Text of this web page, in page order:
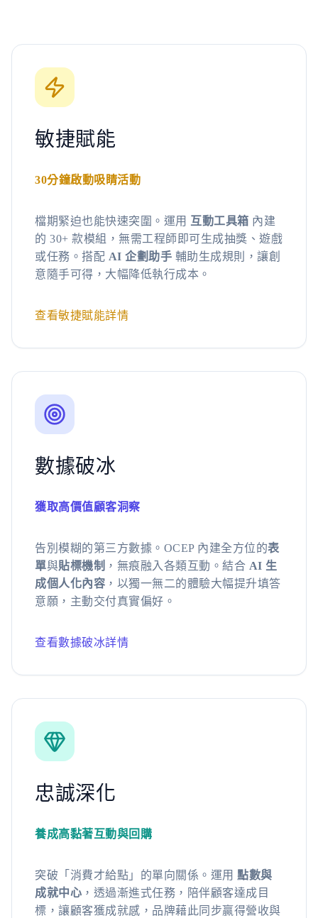
敏捷賦能
30分鐘啟動吸睛活動
檔期緊迫也能快速突圍。運用 互動工具箱 內建
的 30+ 款模組，無需工程師即可生成抽獎、遊戲
或任務。搭配 AI 企劃助手 輔助生成規則，讓創
意隨手可得，大幅降低執行成本。
查看敏捷賦能詳情
數據破冰
獲取高價值顧客洞察
告別模糊的第三方數據。OCEP 內建全方位的表
單與貼標機制 ，無痕融入各類互動。結合 AI 生
成個人化內容 ，以獨一無二的體驗大幅提升填答
意願，主動交付真實偏好。
查看數據破冰詳情
忠誠深化
養成高黏著互動與回購
突破「消費才給點」的單向關係。運用 點數與
成就中心 ，透過漸進式任務，陪伴顧客達成目
標，讓顧客獲成就感，品牌藉此同步贏得營收與